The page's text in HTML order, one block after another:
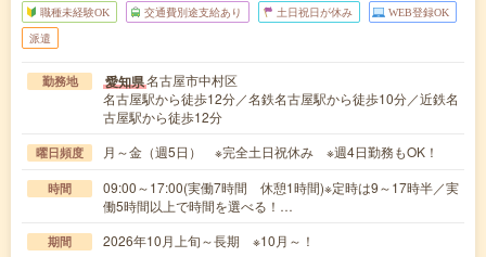
職種未経験OK 交通費別途支給あり 土日祝日が休み WEB登録OK
派遣
勤務地 愛知県名古屋市中村区
名古屋駅から徒歩12分／名鉄名古屋駅から徒歩10分／近鉄名
古屋駅から徒歩12分
曜日頻度 月～金（週5日） ※完全土日祝休み ※週4日勤務もOK！
時間
09:00～17:00(実働7時間 休憩1時間)※定時は9～17時半／実
働5時間以上で時間を選べる！…
期間 2026年10月上旬～長期 ※10月～！